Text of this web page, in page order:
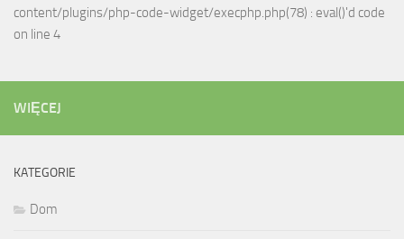
content/plugins/php-code-widget/execphp.php(78) : eval()'d code
on line 4
WIĘCEJ
KATEGORIE
Dom